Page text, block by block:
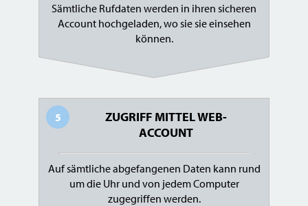
Sämtliche Rufdaten werden in ihren sicheren
Account hochgeladen, wo sie sie einsehen
können.
5
ZUGRIFF MITTEL WEB-
ACCOUNT
Auf sämtliche abgefangenen Daten kann rund
um die Uhr und von jedem Computer
zugegriffen werden.